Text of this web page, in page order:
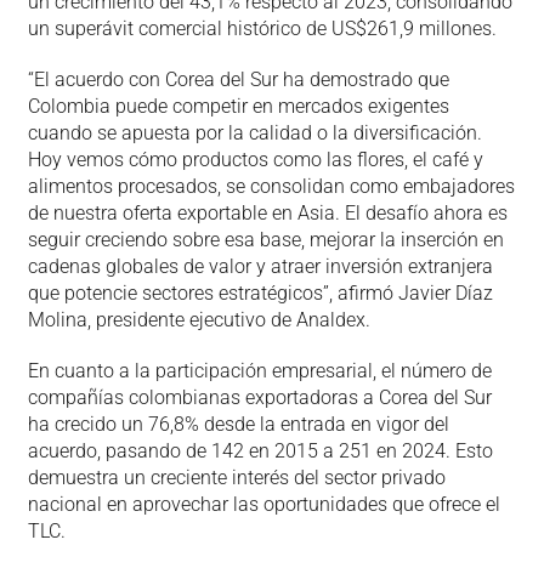
un superávit comercial histórico de US$261,9 millones.
“El acuerdo con Corea del Sur ha demostrado que
Colombia puede competir en mercados exigentes
cuando se apuesta por la calidad o la diversificación.
Hoy vemos cómo productos como las flores, el café y
alimentos procesados, se consolidan como embajadores
de nuestra oferta exportable en Asia. El desafío ahora es
seguir creciendo sobre esa base, mejorar la inserción en
cadenas globales de valor y atraer inversión extranjera
que potencie sectores estratégicos”, afirmó Javier Díaz
Molina, presidente ejecutivo de Analdex.
En cuanto a la participación empresarial, el número de
compañías colombianas exportadoras a Corea del Sur
ha crecido un 76,8% desde la entrada en vigor del
acuerdo, pasando de 142 en 2015 a 251 en 2024. Esto
demuestra un creciente interés del sector privado
nacional en aprovechar las oportunidades que ofrece el
TLC.